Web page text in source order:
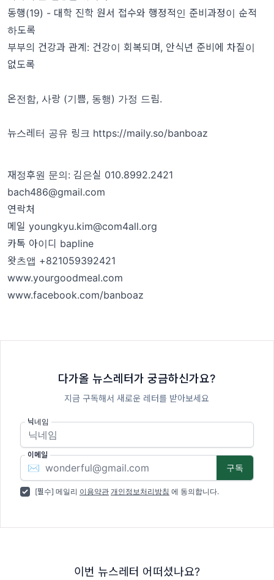
동행(19) - 대학 진학 원서 접수와 행정적인 준비과정이 순적
하도록
부부의 건강과 관계: 건강이 회복되며, 안식년 준비에 차질이
없도록
온전함, 사랑 (기쁨, 동행) 가정 드림.
뉴스레터 공유 링크 https://maily.so/banboaz
재정후원 문의: 김은실 010.8992.2421
bach486@gmail.com
연락처
메일 youngkyu.kim@com4all.org
카톡 아이디 bapline
왓츠앱 +821059392421
www.yourgoodmeal.com
www.facebook.com/banboaz
다가올 뉴스레터가 궁금하신가요?
지금 구독해서 새로운 레터를 받아보세요
닉네임
이메일
✉️
[필수] 메일리 이용약관 개인정보처리방침 에 동의합니다.
이번 뉴스레터 어떠셨나요?